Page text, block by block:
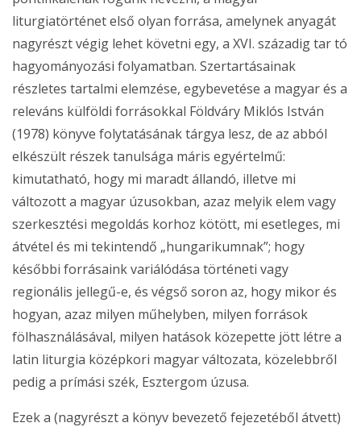
liturgiatörténet első olyan forrása, amelynek anyagát
nagyrészt végig lehet követni egy, a XVI. századig tar tó
hagyományozási folyamatban. Szertartásainak
részletes tartalmi elemzése, egybevetése a magyar és a
releváns külföldi forrásokkal Földváry Miklós István
(1978) könyve folytatásának tárgya lesz, de az abból
elkészült részek tanulsága máris egyértelmű:
kimutatható, hogy mi maradt állandó, illetve mi
változott a magyar úzusokban, azaz melyik elem vagy
szerkesztési megoldás korhoz kötött, mi esetleges, mi
átvétel és mi tekintendő „hungarikumnak”; hogy
későbbi forrásaink variálódása történeti vagy
regionális jellegű-e, és végső soron az, hogy mikor és
hogyan, azaz milyen műhelyben, milyen források
fölhasználásával, milyen hatások közepette jött létre a
latin liturgia középkori magyar változata, közelebbről
pedig a prímási szék, Esztergom úzusa.
Ezek a (nagyrészt a könyv bevezető fejezetéből átvett)